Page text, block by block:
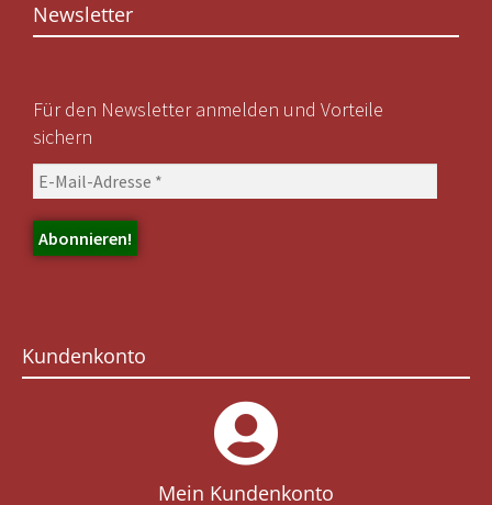
Newsletter
Für den Newsletter anmelden und Vorteile
sichern
Kundenkonto
Mein Kundenkonto